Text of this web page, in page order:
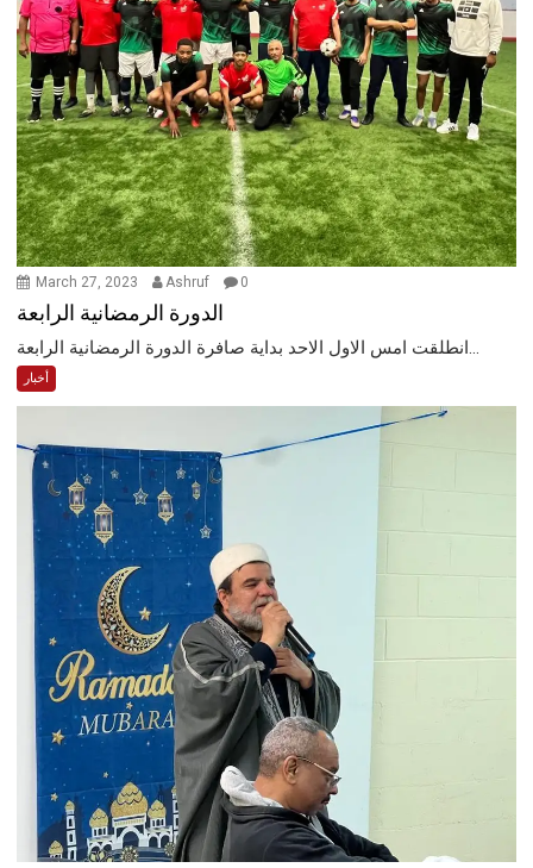
March 27, 2023 Ashruf 0
الدورة الرمضانية الرابعة
انطلقت امس الاول الاحد بداية صافرة الدورة الرمضانية الرابعة...
أخبار